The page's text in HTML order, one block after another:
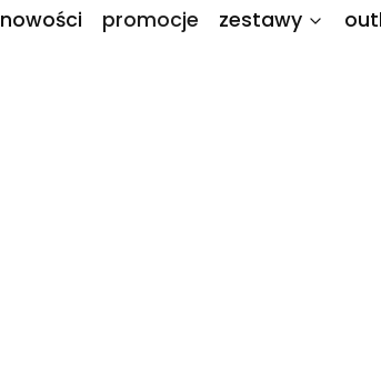
nowości promocje zestawy